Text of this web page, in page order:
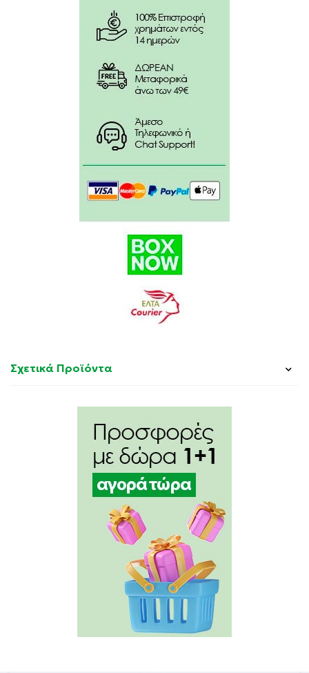
Σχετικά Προϊόντα